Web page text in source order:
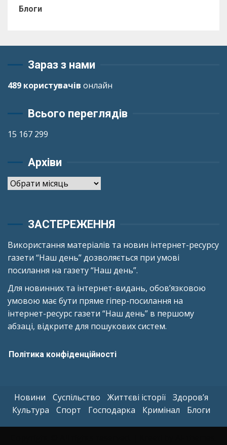
Блоги
Зараз з нами
489 користувачів онлайн
Всього переглядів
15 167 299
Архіви
Архіви
ЗАСТЕРЕЖЕННЯ
Використання матеріалів та новин інтернет-ресурсу
газети “Наш день” дозволяється при умові
посилання на газету “Наш день”.
Для новинних та інтернет-видань, обов’язковою
умовою має бути пряме гіпер-посилання на
інтернет-ресурс газети “Наш день” в першому
абзаці, відкрите для пошукових систем.
Політика конфіденційності
Новини Суспільство Життєві історії
Здоров’я
Культура
Спорт Господарка Кримінал Блоги